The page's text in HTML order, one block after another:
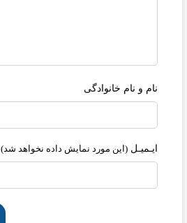
نام و نام خانوادگی
ایـمیـل (این مورد نمایش داده نخواهد شد)